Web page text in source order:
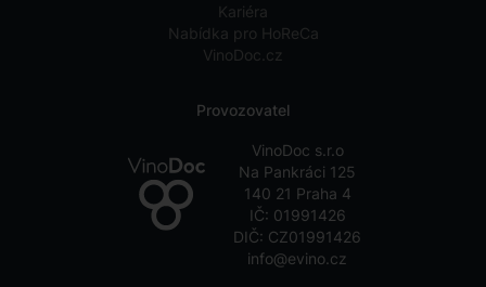
Kariéra
Nabídka pro HoReCa
VinoDoc.cz
Provozovatel
VinoDoc s.r.o
Na Pankráci 125
140 21 Praha 4
IČ: 01991426
DIČ: CZ01991426
info@evino.cz